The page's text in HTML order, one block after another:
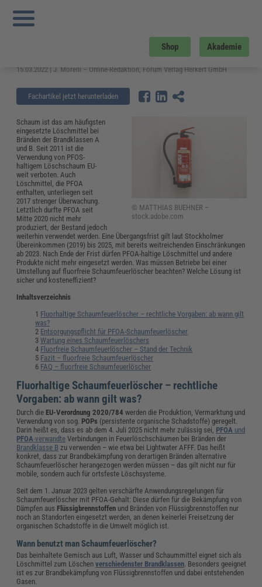
Shop Akademie
Sie sind hier:
Schaumfeuerlöscher – Test und Anwendungsbereiche
Fluorfreie Schaumfeuerlöscher –
Test und Anwendungsbereiche
15.03.2022 | J. Morelli – Online-Redaktion, Forum Verlag Herkert GmbH
Fachartikel jetzt herunterladen
© MATTHIAS BUEHNER –
stock.adobe.com
Schaum ist das am häufigsten
eingesetzte Löschmittel bei
Bränden der Brandklassen A
und B. Seit 2011 ist die
Verwendung von PFOS-
haltigem Löschschaum EU-
weit verboten. Auch
Löschmittel, die PFOA
enthalten, unterliegen seit
2017 strenger Überwachung.
Letztlich durfte PFOA seit
Mitte 2020 nicht mehr
produziert, der Bestand jedoch
weiterhin verwendet werden. Eine Übergangsfrist gilt laut Stockholmer
Übereinkommen (2019) bis 2025, mit bereits weitreichenden Einschränkungen
ab 2023. Nach Ende der Frist dürfen PFOA-haltige Löschmittel und andere
Produkte nicht mehr eingesetzt werden. Was müssen Betriebe bei einer
Umstellung auf fluorfreie Schaumfeuerlöscher beachten? Welche Lösung ist
sicher und kosteneffizient?
Inhaltsverzeichnis
Fluorhaltige Schaumfeuerlöscher – rechtliche Vorgaben: ab wann gilt
was?
Entsorgungspflicht für PFOA-Schaumfeuerlöscher
Wartung eines Schaumfeuerlöschers
Fluorfreie Schaumfeuerlöscher – Stand der Technik
Fazit – fluorfreie Schaumfeuerlöscher
FAQ – fluorfreie Schaumfeuerlöscher
Fluorhaltige Schaumfeuerlöscher – rechtliche
Vorgaben: ab wann gilt was?
Durch die EU-Verordnung 2020/784 werden die Produktion, Vermarktung und
Verwendung von sog. POPs (persistente organische Schadstoffe) geregelt.
Darin heißt es, dass es ab dem 4. Juli 2025 nicht mehr zulässig sei, PFOA und
PFOA-verwandte Verbindungen in Feuerlöschschäumen bei Bränden der
Brandklasse B zu verwenden – wie etwa bei Lightwater AFFF. Das heißt
konkret, dass zur Brandbekämpfung von derartigen Bränden alternative
Schaumfeuerlöscher herangezogen werden müssen – das gilt nicht nur für
mobile, sondern auch für ortsfeste Löschsysteme.
Seit dem 1. Januar 2023 gelten verschärfte Anwendungsregelungen für
Schaumfeuerlöscher mit PFOA-Gehalt: Diese dürfen für die Bekämpfung von
Dämpfen aus Flüssigbrennstoffen und Bränden von Flüssigbrennstoffen nur
noch an Standorten eingesetzt werden, an denen keinerlei Freisetzung der
organischen Schadstoffe in die Umwelt möglich ist.
Wann benutzt man Schaumfeuerlöscher?
Das beinhaltete Gemisch aus Luft, Wasser und Schaummittel eignet sich als
Löschmittel zum Löschenverschiedenster Brandklassen. Besonders geeignet
ist es zur Brandbekämpfung von Flüssigbrennstoffen und dabei entstehenden
Gasen.